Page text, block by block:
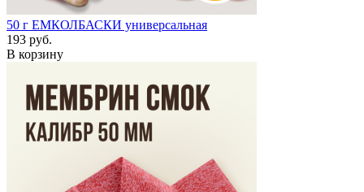
50 г ЕМКОЛБАСКИ универсальная
193 руб.
В корзину